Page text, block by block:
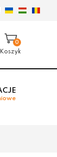
0
Koszyk